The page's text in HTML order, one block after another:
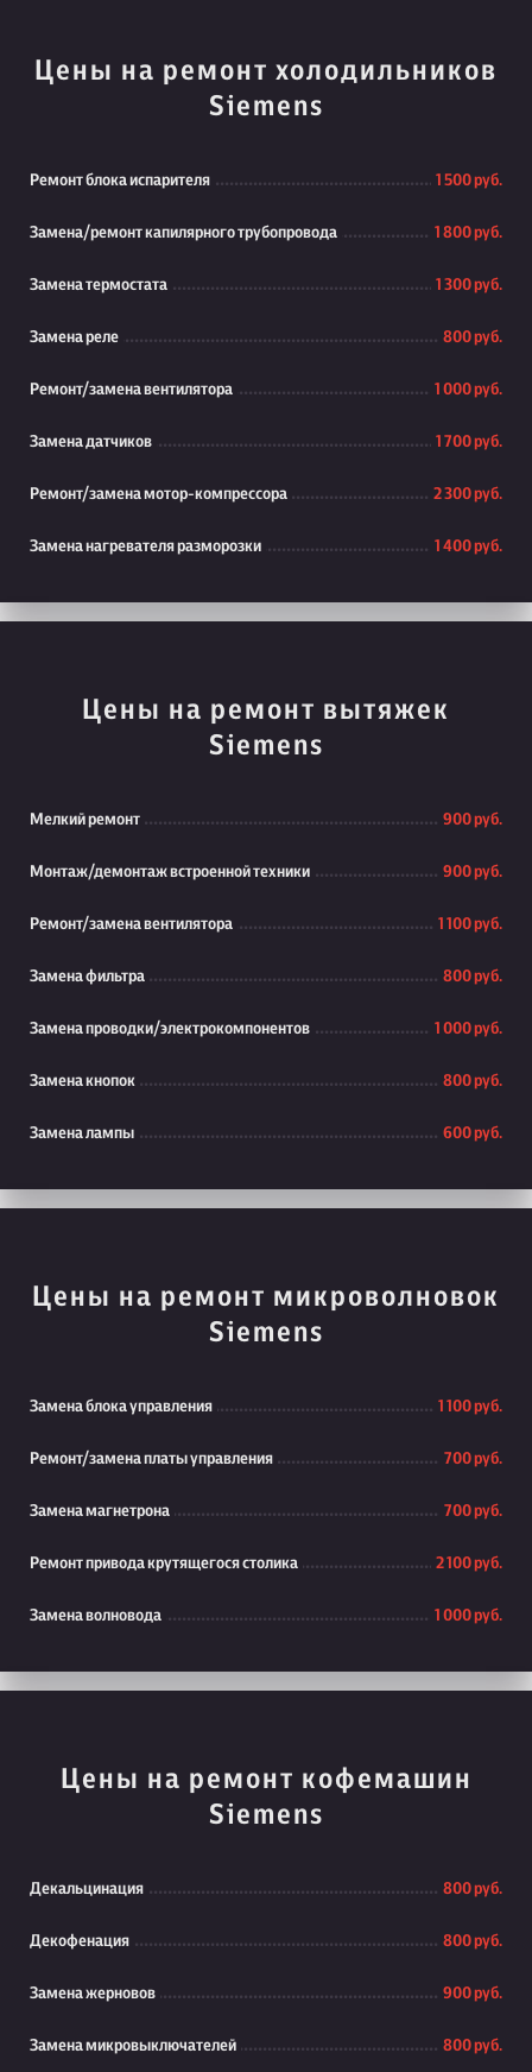
Цены на ремонт холодильников
Siemens
Ремонт блока испарителя 1 500 руб.
Замена/ремонт капилярного трубопровода 1 800 руб.
Замена термостата 1 300 руб.
Замена реле 800 руб.
Ремонт/замена вентилятора 1 000 руб.
Замена датчиков 1 700 руб.
Ремонт/замена мотор-компрессора 2 300 руб.
Замена нагревателя разморозки 1 400 руб.
Цены на ремонт вытяжек
Siemens
Мелкий ремонт 900 руб.
Монтаж/демонтаж встроенной техники 900 руб.
Ремонт/замена вентилятора 1 100 руб.
Замена фильтра 800 руб.
Замена проводки/электрокомпонентов 1 000 руб.
Замена кнопок 800 руб.
Замена лампы 600 руб.
Цены на ремонт микроволновок
Siemens
Замена блока управления 1 100 руб.
Ремонт/замена платы управления 700 руб.
Замена магнетрона 700 руб.
Ремонт привода крутящегося столика 2 100 руб.
Замена волновода 1 000 руб.
Цены на ремонт кофемашин
Siemens
Декальцинация 800 руб.
Декофенация 800 руб.
Замена жерновов 900 руб.
Замена микровыключателей 800 руб.